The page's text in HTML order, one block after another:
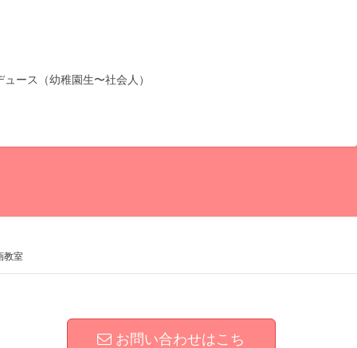
ース（幼稚園生〜社会人）
教室
お問い合わせはこち